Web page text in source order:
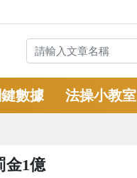
鍵數據 法操小教室
金1億